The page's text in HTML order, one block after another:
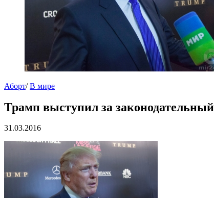
Аборт/В мире
Трамп выступил за законодательный
31.03.2016